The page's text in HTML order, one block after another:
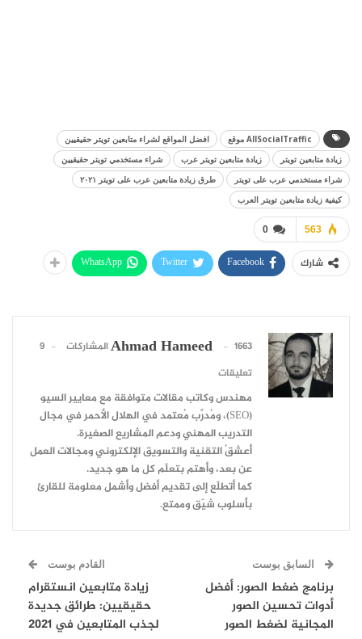
AllSocialTraffic موقع
افضل المواقع لشراء متابعين تويتر حقيقيين
زيادة متابعين تويتر
زيادة متابعين تويتر عرب
شراء مستخدمي تويتر حقيقيين
شراء مستخدمي عرب على تويتر
طرق زيادة متابعين عرب على تويتر ٢٠٢١
كيفية زيادة متابعين تويتر العرب
0 563
شارك Facebook
Twitter
WhatsApp
Ahmad Hameed 1663 المشاركات
9
تعليقات
مهندس وكاتب مقالات متوافقة مع معايير السيو
(SEO)، ومُدرِّب مُعتمد في الهلال الأحمر في مجال
التدريب المهني ودعم المشاريع الصغيرة.
أعشقُ التقنية والتسويق الإلكتروني ومجالات العمل
عن بعد، وأهتم بتعلّم كل ما هو جديد.
كما أتطلّع إلى تقديم أفضل وأشمل معلومة للقارئ
بأسلوب شيّق وممتع.
السابق بوست
برنامج ضغط الصور: أفضل
أدوات تحسين الصور
المجانية لضغط الصور
القادم بوست
زيادة متابعين انستقرام
حقيقيين: طرائق جديدة
لجذب المتابعين في 2021